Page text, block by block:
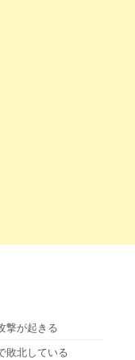
撃が起きる
敗北している